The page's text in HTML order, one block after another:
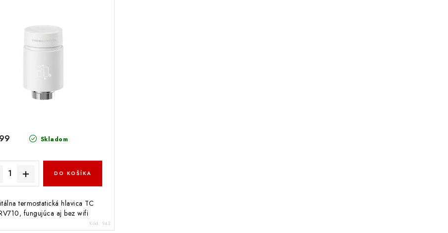
Skladom
DO KOŠÍKA
termostatická hlavica TC
fungujúca aj bez wifi
Kód: 943